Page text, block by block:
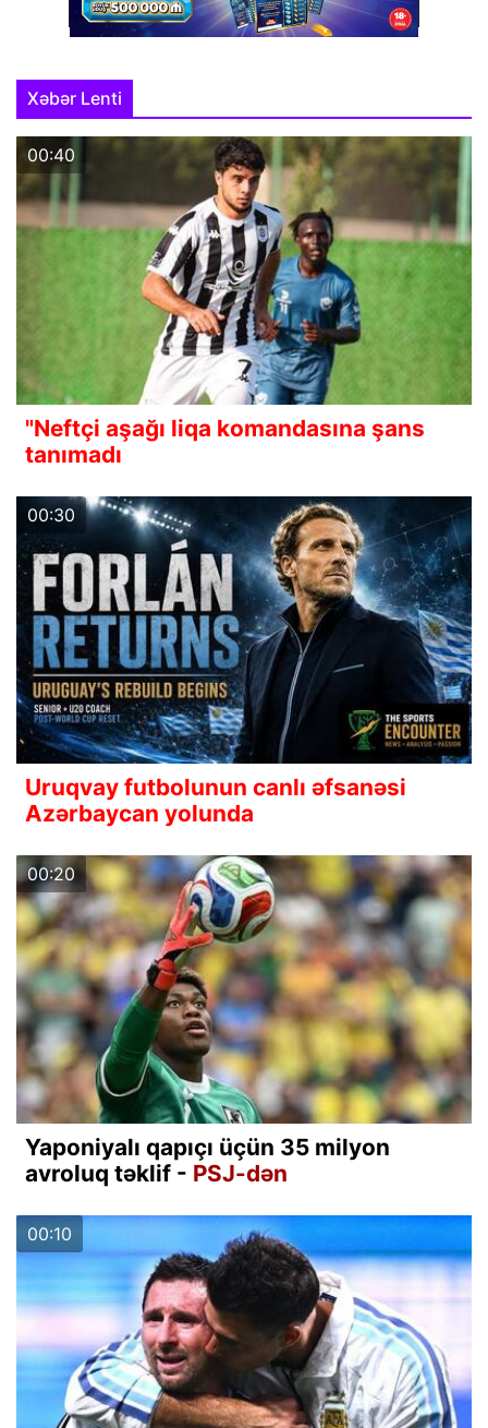
Xəbər Lenti
00:40
"Neftçi aşağı liqa komandasına şans
tanımadı
00:30
Uruqvay futbolunun canlı əfsanəsi
Azərbaycan yolunda
00:20
Yaponiyalı qapıçı üçün 35 milyon
avroluq təklif - PSJ-dən
00:10